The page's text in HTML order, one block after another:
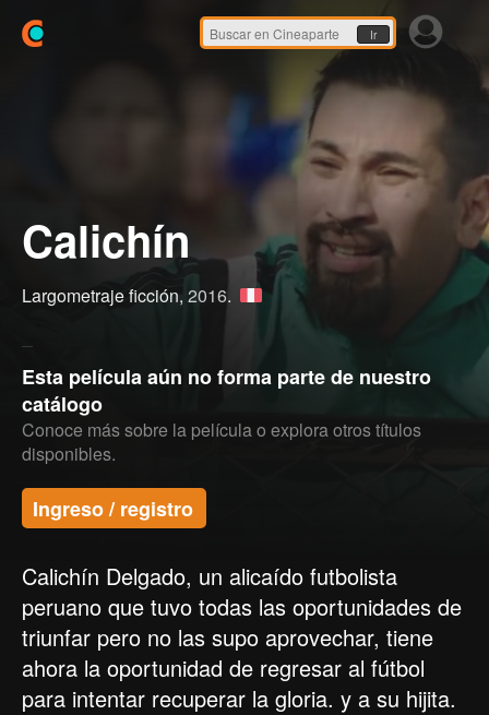
Ir
Calichín
Largometraje ficción, 2016.
Esta película aún no forma parte de nuestro
catálogo
Conoce más sobre la película o explora otros títulos
disponibles.
Ingreso / registro
Calichín Delgado, un alicaído futbolista
peruano que tuvo todas las oportunidades de
triunfar pero no las supo aprovechar, tiene
ahora la oportunidad de regresar al fútbol
para intentar recuperar la gloria. y a su hijita.